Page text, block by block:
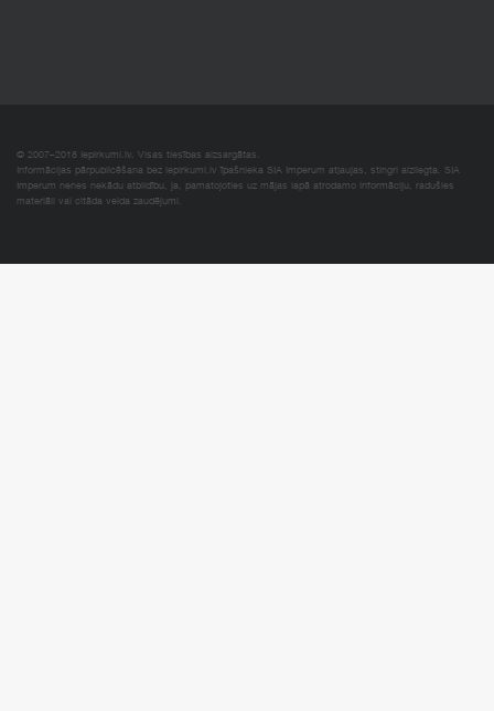
© 2007–2018 Iepirkumi.lv. Visas tiesības aizsargātas.
Informācijas pārpublicēšana bez iepirkumi.lv īpašnieka SIA Imperum atļaujas, stingri aizliegta. SIA
Imperum nenes nekādu atbildību, ja, pamatojoties uz mājas lapā atrodamo informāciju, radušies
materiāli vai citāda veida zaudējumi.